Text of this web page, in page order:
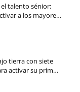
talento sénior:
a los mayore…
tierra con siete
activar su prim…